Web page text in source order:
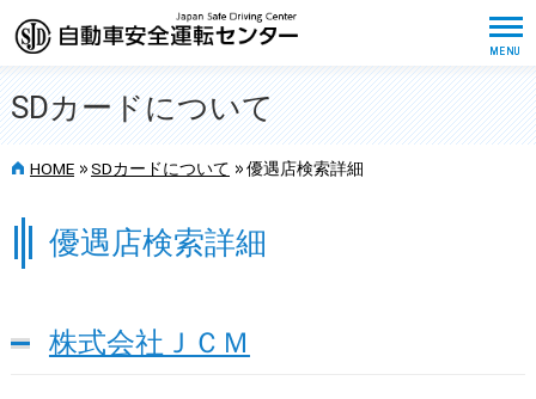
SDカードについて
HOME >> SDカードについて >> 優遇店検索詳細
優遇店検索詳細
株式会社ＪＣＭ